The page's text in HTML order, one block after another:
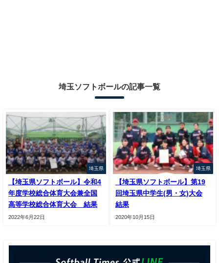
埼玉ソフトボールの記事一覧
埼玉県
【埼玉県ソフトボール】令和4
年度学校総合体育大会兼全国
高等学校総合体育大会 結果
2022年6月22日
埼玉県
【埼玉県ソフトボール】第19
回埼玉県中学生(男・女)大会
結果
2020年10月15日